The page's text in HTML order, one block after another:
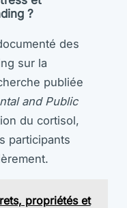
?
des
sur la
publiée
and Public
du cortisol,
participants
propriétés et